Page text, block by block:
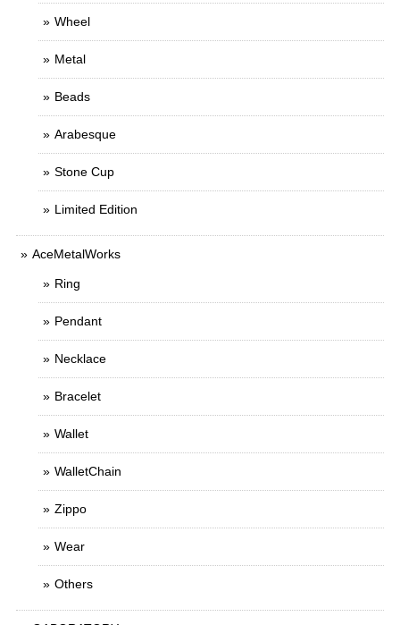
Wheel
Metal
Beads
Arabesque
Stone Cup
Limited Edition
AceMetalWorks
Ring
Pendant
Necklace
Bracelet
Wallet
WalletChain
Zippo
Wear
Others